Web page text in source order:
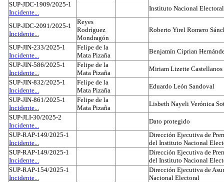
SUP-JDC-1909/2025-1
Incidente...
Instituto Nacional Electoral
SUP-JDC-2091/2025-1
Incidente...
Reyes
Rodríguez
Mondragón
Roberto Yirel Romero
SUP-JIN-233/2025-1
Incidente...
Felipe de la
Mata Pizaña
Benjamín Ciprian
SUP-JIN-586/2025-1
Incidente...
Felipe de la
Mata Pizaña
Miriam Lizette Castellanos
SUP-JIN-832/2025-1
Incidente...
Felipe de la
Mata Pizaña
Eduardo León Sandoval
SUP-JIN-861/2025-1
Incidente...
Felipe de la
Mata Pizaña
Lisbeth Nayeli Verónica
SUP-JLI-30/2025-2
Incidente...
Dato protegido
SUP-RAP-149/2025-1
Incidente...
Dirección Ejecutiva de
del Instituto Nacional
SUP-RAP-149/2025-1
Incidente...
Dirección Ejecutiva de
del Instituto Nacional
SUP-RAP-154/2025-1
Incidente...
Dirección Ejecutiva de
Nacional Electoral